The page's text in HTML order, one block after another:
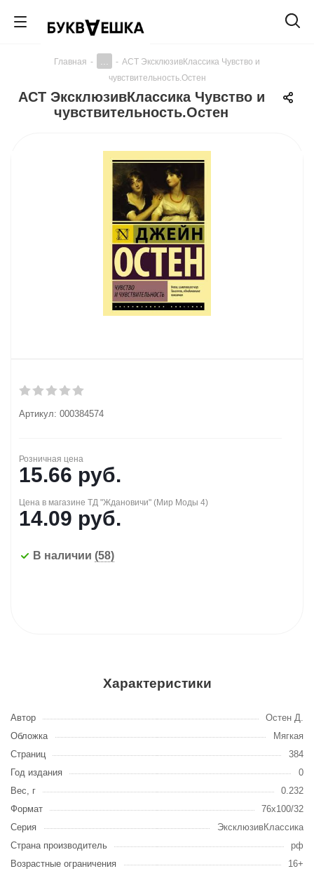
Главная - - АСТ ЭксклюзивКлассика Чувство и
чувствительность.Остен
АСТ ЭксклюзивКлассика Чувство и
чувствительность.Остен
Артикул: 000384574
Розничная цена
15.66 руб.
Цена в магазине ТД "Ждановичи" (Мир Моды 4)
14.09 руб.
В наличии (58)
Характеристики
Автор
Остен Д.
Обложка
Мягкая
Страниц
384
Год издания
0
Вес, г
0.232
Формат
76x100/32
Серия
ЭксклюзивКлассика
Страна производитель
рф
Возрастные ограничения
16+